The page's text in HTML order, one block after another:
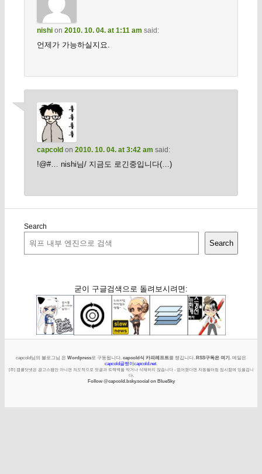
nishion 2010. 10. 04. at 1:11 am said:
언제가 가능하실지요.
capcoldon 2010. 10. 04. at 3:42 am said:
!@#… nishi님/ 지금도 로긴중입니다(…)
Search
Search
굳이 구글검색으로 돌려보시려면:
capcold님의 블로그님 은 Wordpress로 구동됩니다. capcold식 카피레프트를 챙깁니다. RSS구독은 여기. 메일은
capcold골뱅이capcold.net.
[주] 캡콜닷넷은 광고스팸만 아니면 의도적으로 덧글과 트랙백을 막거나 삭제하지 않습니다 - 없어졌다면 자동필터링 임시함에 있을겁니
다.
Follow @capcold.bsky.social on BlueSky